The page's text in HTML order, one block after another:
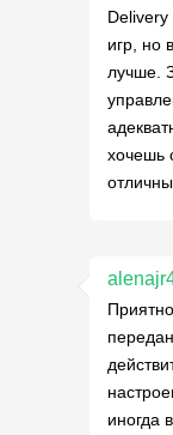
игр, но
лучше.
хочешь
иногда